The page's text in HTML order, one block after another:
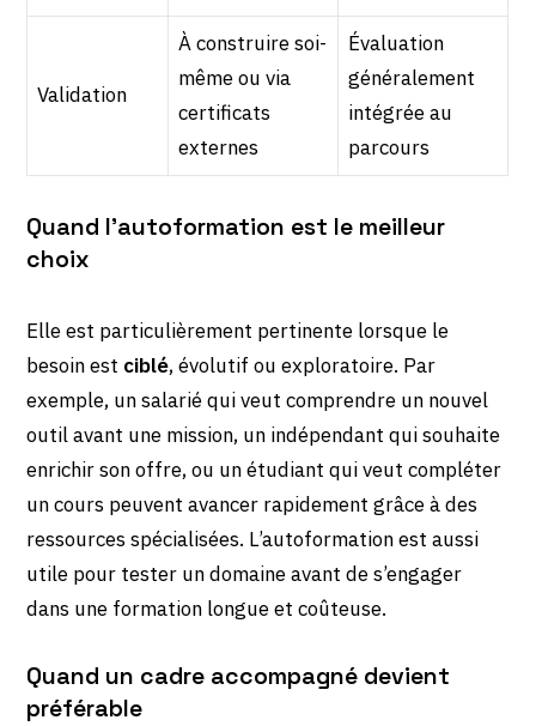
Validation
À construire soi-
même ou via
certificats
externes
Évaluation
généralement
intégrée au
parcours
Quand l’autoformation est le meilleur
choix
Elle est particulièrement pertinente lorsque le
besoin est ciblé, évolutif ou exploratoire. Par
exemple, un salarié qui veut comprendre un nouvel
outil avant une mission, un indépendant qui souhaite
enrichir son offre, ou un étudiant qui veut compléter
un cours peuvent avancer rapidement grâce à des
ressources spécialisées. L’autoformation est aussi
utile pour tester un domaine avant de s’engager
dans une formation longue et coûteuse.
Quand un cadre accompagné devient
préférable